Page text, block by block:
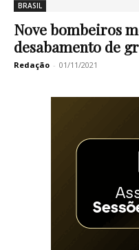
BRASIL
Nove bombeiros
desabamento de
Redação - 01/11/2021